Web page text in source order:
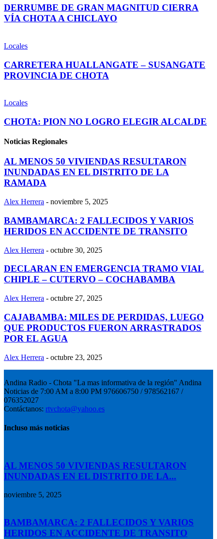
DERRUMBE DE GRAN MAGNITUD CIERRA
VÍA CHOTA A CHICLAYO
Locales
CARRETERA HUALLANGATE – SUSANGATE
PROVINCIA DE CHOTA
Locales
CHOTA: PION NO LOGRO ELEGIR ALCALDE
Noticias Regionales
AL MENOS 50 VIVIENDAS RESULTARON
INUNDADAS EN EL DISTRITO DE LA
RAMADA
Alex Herrera - noviembre 5, 2025
BAMBAMARCA: 2 FALLECIDOS Y VARIOS
HERIDOS EN ACCIDENTE DE TRANSITO
Alex Herrera - octubre 30, 2025
DECLARAN EN EMERGENCIA TRAMO VIAL
CHIPLE – CUTERVO – COCHABAMBA
Alex Herrera - octubre 27, 2025
CAJABAMBA: MILES DE PERDIDAS, LUEGO
QUE PRODUCTOS FUERON ARRASTRADOS
POR EL AGUA
Alex Herrera - octubre 23, 2025
Andina Radio - Chota "La mas informativa de la región" Andina
Noticias de 7:00 AM a 8:00 PM 976606750 / 978562167 /
076352027
Contáctanos: rtvchota@yahoo.es
Incluso más noticias
AL MENOS 50 VIVIENDAS RESULTARON
INUNDADAS EN EL DISTRITO DE LA...
noviembre 5, 2025
BAMBAMARCA: 2 FALLECIDOS Y VARIOS
HERIDOS EN ACCIDENTE DE TRANSITO